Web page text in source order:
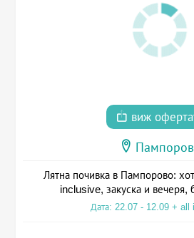
виж
Лятна почивка в Пампорово:
inclusive, закуска и вечеря,
Дата: 22.07 - 12.09 + all